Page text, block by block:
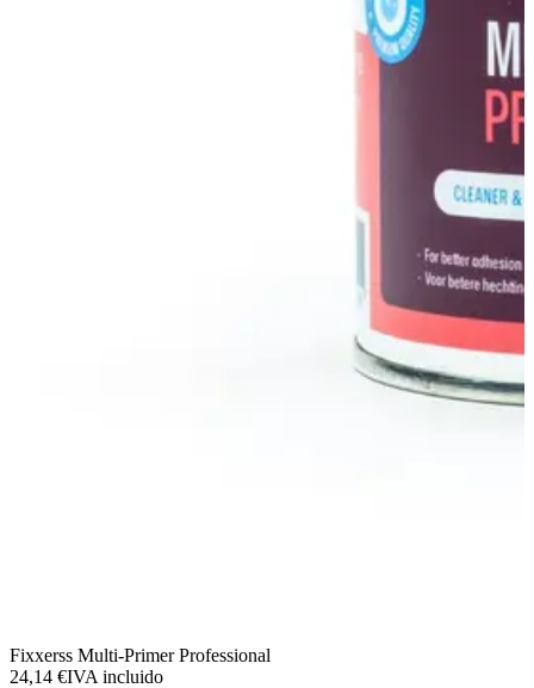
Fixxerss Multi-Primer Professional
24,14 €IVA incluido